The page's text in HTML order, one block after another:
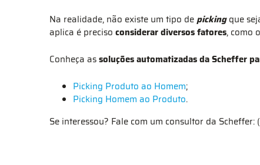
Na realidade, não existe um tipo depickingque
aplica é preciso considerar diversos fatores, como
Conheça assoluções automatizadas da Scheffer
Picking Produto ao Homem;
Picking Homem ao Produto.
Se interessou? Fale com um consultor da